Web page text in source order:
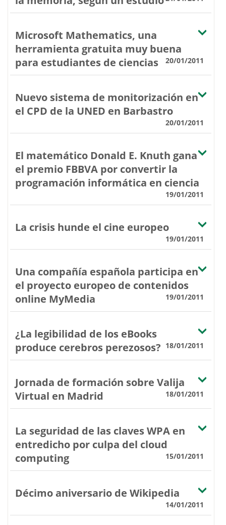
Microsoft Mathematics, una
herramienta gratuita muy buena
para estudiantes de ciencias
20/01/2011
Nuevo sistema de monitorización en
el CPD de la UNED en Barbastro
20/01/2011
El matemático Donald E. Knuth gana
el premio FBBVA por convertir la
programación informática en ciencia
19/01/2011
La crisis hunde el cine europeo
19/01/2011
Una compañía española participa en
el proyecto europeo de contenidos
online MyMedia
19/01/2011
¿La legibilidad de los eBooks
produce cerebros perezosos? 18/01/2011
Jornada de formación sobre Valija
Virtual en Madrid
18/01/2011
La seguridad de las claves WPA en
entredicho por culpa del cloud
computing
15/01/2011
Décimo aniversario de Wikipedia
14/01/2011